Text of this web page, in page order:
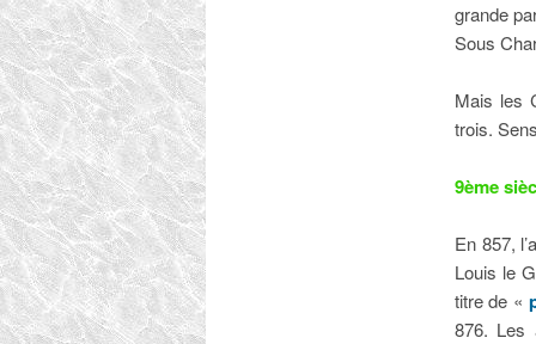
grande
Sous
Mais les
trois.
9ème
En 857,
Louis le
titre de «
876. Les